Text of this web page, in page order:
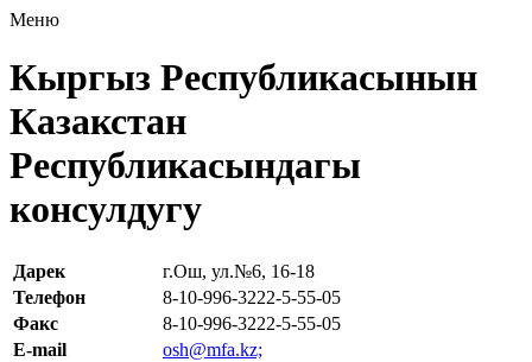
Меню
Кыргыз Республикасынын
Казакстан
Республикасындагы
консулдугу
Дарек
г.Ош, ул.№6, 16-18
Телефон
8-10-996-3222-5-55-05
Факс
8-10-996-3222-5-55-05
E-mail
osh@mfa.kz;